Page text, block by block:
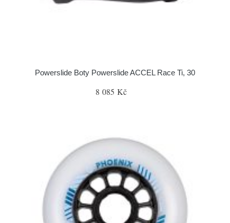
Powerslide Boty Powerslide ACCEL Race Ti, 30
8 085 Kč